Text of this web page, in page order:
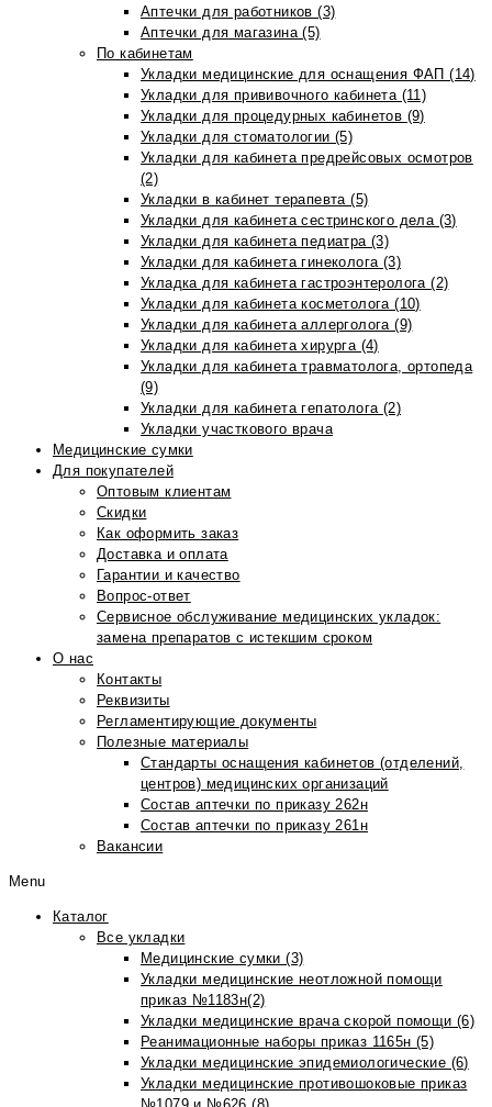
Аптечки для работников (3)
Аптечки для магазина (5)
По кабинетам
Укладки медицинские для оснащения ФАП (14)
Укладки для прививочного кабинета (11)
Укладки для процедурных кабинетов (9)
Укладки для стоматологии (5)
Укладки для кабинета предрейсовых осмотров
(2)
Укладки в кабинет терапевта (5)
Укладки для кабинета сестринского дела (3)
Укладки для кабинета педиатра (3)
Укладки для кабинета гинеколога (3)
Укладка для кабинета гастроэнтеролога (2)
Укладки для кабинета косметолога (10)
Укладки для кабинета аллерголога (9)
Укладки для кабинета хирурга (4)
Укладки для кабинета травматолога, ортопеда
(9)
Укладки для кабинета гепатолога (2)
Укладки участкового врача
Медицинские сумки
Для покупателей
Оптовым клиентам
Скидки
Как оформить заказ
Доставка и оплата
Гарантии и качество
Вопрос-ответ
Сервисное обслуживание медицинских укладок:
замена препаратов с истекшим сроком
О нас
Контакты
Реквизиты
Регламентирующие документы
Полезные материалы
Стандарты оснащения кабинетов (отделений,
центров) медицинских организаций
Состав аптечки по приказу 262н
Состав аптечки по приказу 261н
Вакансии
Menu
Каталог
Все укладки
Медицинские сумки (3)
Укладки медицинские неотложной помощи
приказ №1183н(2)
Укладки медицинские врача скорой помощи (6)
Реанимационные наборы приказ 1165н (5)
Укладки медицинские эпидемиологические (6)
Укладки медицинские противошоковые приказ